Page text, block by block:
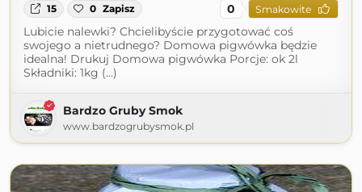
15 0 Zapisz 0 Smakowite
Lubicie nalewki? Chcielibyście przygotować coś
swojego a nietrudnego? Domowa pigwówka będzie
idealna! Drukuj Domowa pigwówka Porcje: ok 2l
Składniki: 1kg (...)
Bardzo Gruby Smok
www.bardzogrubysmok.pl